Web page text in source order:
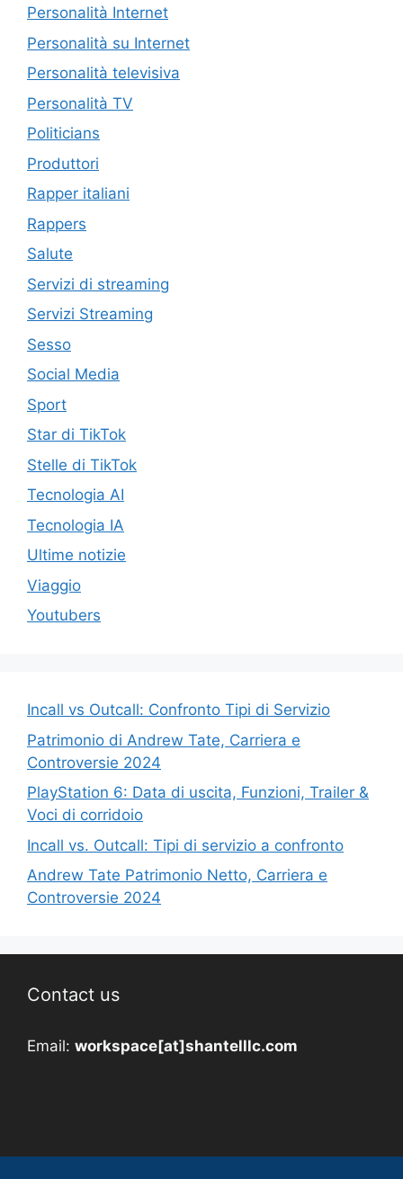
Personalità Internet
Personalità su Internet
Personalità televisiva
Personalità TV
Politicians
Produttori
Rapper italiani
Rappers
Salute
Servizi di streaming
Servizi Streaming
Sesso
Social Media
Sport
Star di TikTok
Stelle di TikTok
Tecnologia AI
Tecnologia IA
Ultime notizie
Viaggio
Youtubers
Incall vs Outcall: Confronto Tipi di Servizio
Patrimonio di Andrew Tate, Carriera e
Controversie 2024
PlayStation 6: Data di uscita, Funzioni, Trailer &
Voci di corridoio
Incall vs. Outcall: Tipi di servizio a confronto
Andrew Tate Patrimonio Netto, Carriera e
Controversie 2024
Contact us
Email: workspace[at]shantelllc.com